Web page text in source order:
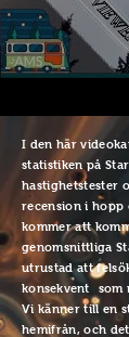
I den här
statistiken på
hastighetstester
recension i hopp
kommer att
genomsnittliga
utrustad att
konsekvent
som
Vi känner till en
hemifrån, och